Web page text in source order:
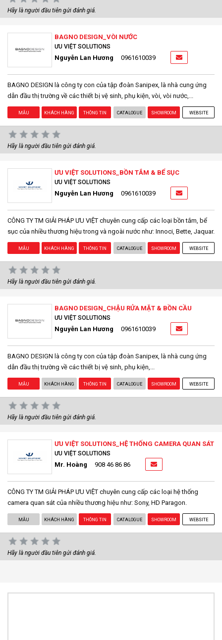
Hãy là người đầu tiên gửi đánh giá.
BAGNO DESIGN_VÒI NƯỚC
ƯU VIỆT SOLUTIONS
Nguyễn Lan Hương 0961610039
BAGNO DESIGN là công ty con của tập đoàn Sanipex, là nhà cung ứng
dẫn đầu thị trường về các thiết bị vệ sinh, phụ kiện, vòi, vòi nước,...
MẪU KHÁCH HÀNG THÔNG TIN CATALOGUE SHOWROOM WEBSITE
Hãy là người đầu tiên gửi đánh giá.
ƯU VIỆT SOLUTIONS_BỒN TẮM & BỂ SỤC
ƯU VIỆT SOLUTIONS
Nguyễn Lan Hương 0961610039
CÔNG TY TM GIẢI PHÁP ƯU VIỆT chuyên cung cấp các loại bồn tắm, bể
sục của nhiều thương hiệu trong và ngoài nước như: Innoci, Bette, Jaquar.
MẪU KHÁCH HÀNG THÔNG TIN CATALOGUE SHOWROOM WEBSITE
Hãy là người đầu tiên gửi đánh giá.
BAGNO DESIGN_CHẬU RỬA MẶT & BỒN CẦU
ƯU VIỆT SOLUTIONS
Nguyễn Lan Hương 0961610039
BAGNO DESIGN là công ty con của tập đoàn Sanipex, là nhà cung ứng
dẫn đầu thị trường về các thiết bị vệ sinh, phụ kiện,...
MẪU KHÁCH HÀNG THÔNG TIN CATALOGUE SHOWROOM WEBSITE
Hãy là người đầu tiên gửi đánh giá.
ƯU VIỆT SOLUTIONS_HỆ THỐNG CAMERA QUAN SÁT
ƯU VIỆT SOLUTIONS
Mr. Hoàng 908 46 86 86
CÔNG TY TM GIẢI PHÁP ƯU VIỆT chuyên cung cấp các loại hệ thống
camera quan sát của nhiều thương hiệu như: Sony, HD Paragon.
MẪU KHÁCH HÀNG THÔNG TIN CATALOGUE SHOWROOM WEBSITE
Hãy là người đầu tiên gửi đánh giá.